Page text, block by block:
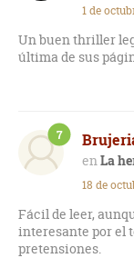
1 de
Un buen thriller
última de sus
La
7
18 de
Fácil de leer,
interesante por el
pretensiones.